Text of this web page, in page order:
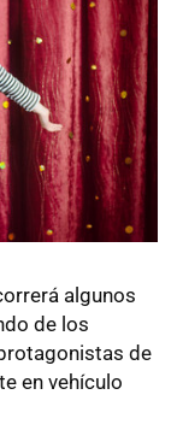
algunos
de los
de
en vehículo